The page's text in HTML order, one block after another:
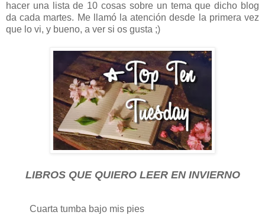
hacer una lista de 10 cosas sobre un tema que dicho blog
da cada martes. Me llamó la atención desde la primera vez
que lo vi, y bueno, a ver si os gusta ;)
LIBROS QUE QUIERO LEER EN INVIERNO
Cuarta tumba bajo mis pies